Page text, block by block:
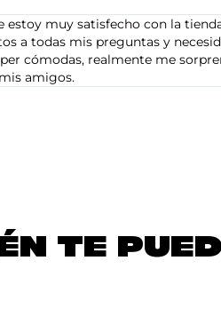
estoy muy satisfecho con la
a todas mis preguntas y
cómodas, realmente me
amigos.
TE